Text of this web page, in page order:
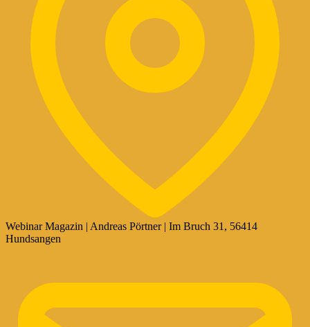
Webinar Magazin | Andreas Pörtner | Im Bruch 31, 56414
Hundsangen